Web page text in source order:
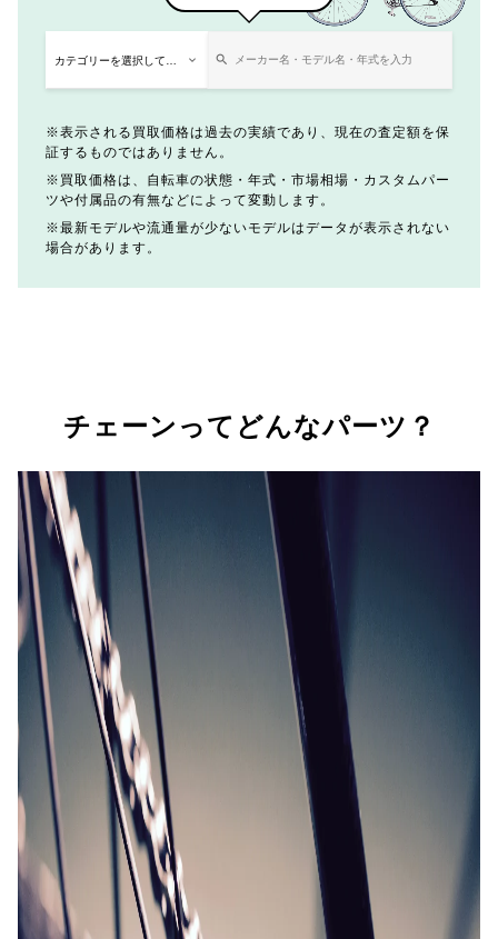
表示される買取価格は過去の実績であり、現在の査定額を保
証するものではありません。
買取価格は、自転車の状態・年式・市場相場・カスタムパー
ツや付属品の有無などによって変動します。
最新モデルや流通量が少ないモデルはデータが表示されない
場合があります。
チェーンってどんなパーツ？